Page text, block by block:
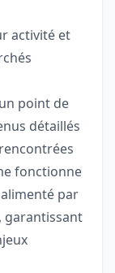
activité et
point de
détaillés
fonctionne
par
garantissant